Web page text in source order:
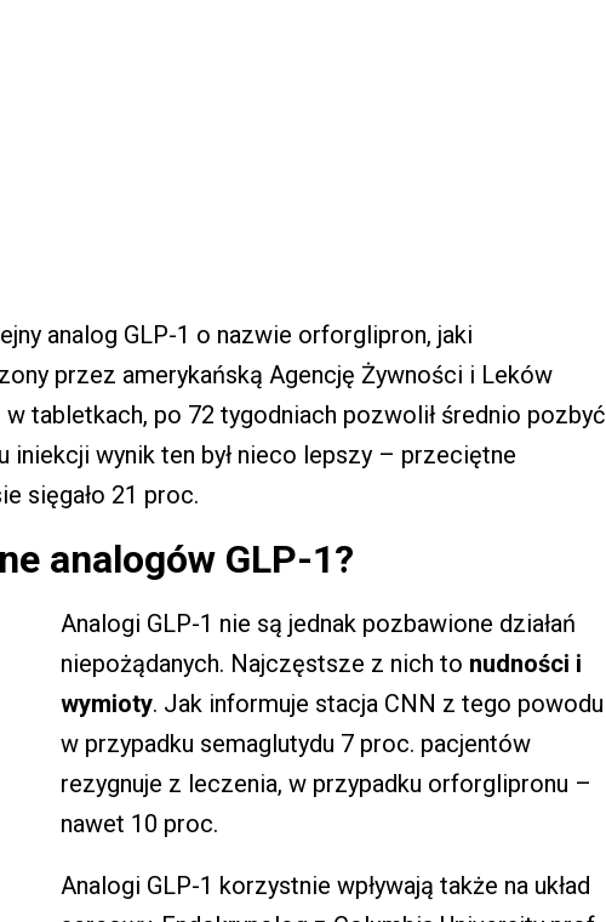
analog GLP-1 o nazwie orforglipron, jaki
przez amerykańską Agencję Żywności i Leków
w tabletkach, po 72 tygodniach pozwolił średnio pozbyć
iniekcji wynik ten był nieco lepszy – przeciętne
sięgało 21 proc.
analogów GLP-1?
Analogi GLP-1 nie są jednak pozbawione działań
niepożądanych. Najczęstsze z nich to nudności i
wymioty. Jak informuje stacja CNN z tego powodu
w przypadku semaglutydu 7 proc. pacjentów
rezygnuje z leczenia, w przypadku orforglipronu –
nawet 10 proc.
Analogi GLP-1 korzystnie wpływają także na układ